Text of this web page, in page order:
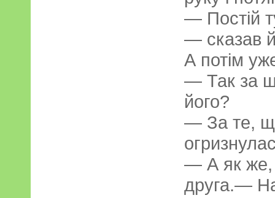
— Постій
— сказав
А потім
— Так за
його?
— За те,
— А як же,
друга.—